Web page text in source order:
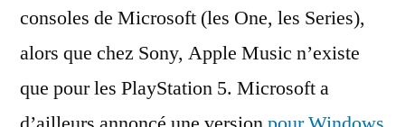
quoi
?
consoles de Microsoft (les One, les Series),
alors que chez Sony, Apple Music n’existe
que pour les PlayStation 5. Microsoft a